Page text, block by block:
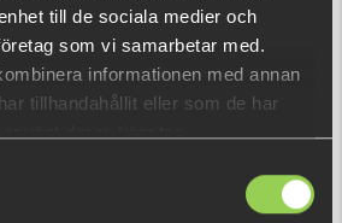
till de sociala medier och
som vi samarbetar med.
informationen med annan
tillhandahållit eller som de har
iPhotofishdär du kan designa betet
tail bete som helst. Kan också
en stinger.